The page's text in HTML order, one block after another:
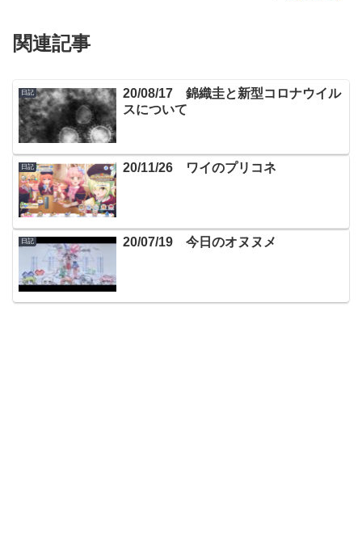
関連記事
日記
20/08/17 錦織圭と新型コロナウイル
スについて
日記 20/11/26 ワイのプリコネ
日記 20/07/19 今日のオヌヌメ